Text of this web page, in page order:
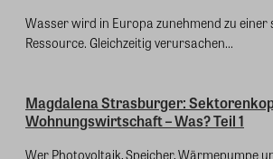
Wasser wird in Europa zunehmend zu
Ressource. Gleichzeitig verursachen...
Magdalena Strasburger:
Wohnungswirtschaft – Was? Teil 1
Wer Photovoltaik, Speicher, Wärmepumpe